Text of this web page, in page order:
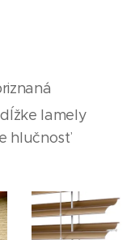
lamely
hlučnosť